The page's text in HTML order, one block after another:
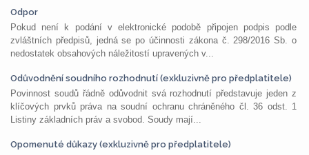
Odpor
Pokud není k podání v elektronické podobě připojen podpis podle
zvláštních předpisů, jedná se po účinnosti zákona č. 298/2016 Sb. o
nedostatek obsahových náležitostí upravených v...
Odůvodnění soudního rozhodnutí (exkluzivně pro předplatitele)
Povinnost soudů řádně odůvodnit svá rozhodnutí představuje jeden z
klíčových prvků práva na soudní ochranu chráněného čl. 36 odst. 1
Listiny základních práv a svobod. Soudy mají...
Opomenuté důkazy (exkluzivně pro předplatitele)